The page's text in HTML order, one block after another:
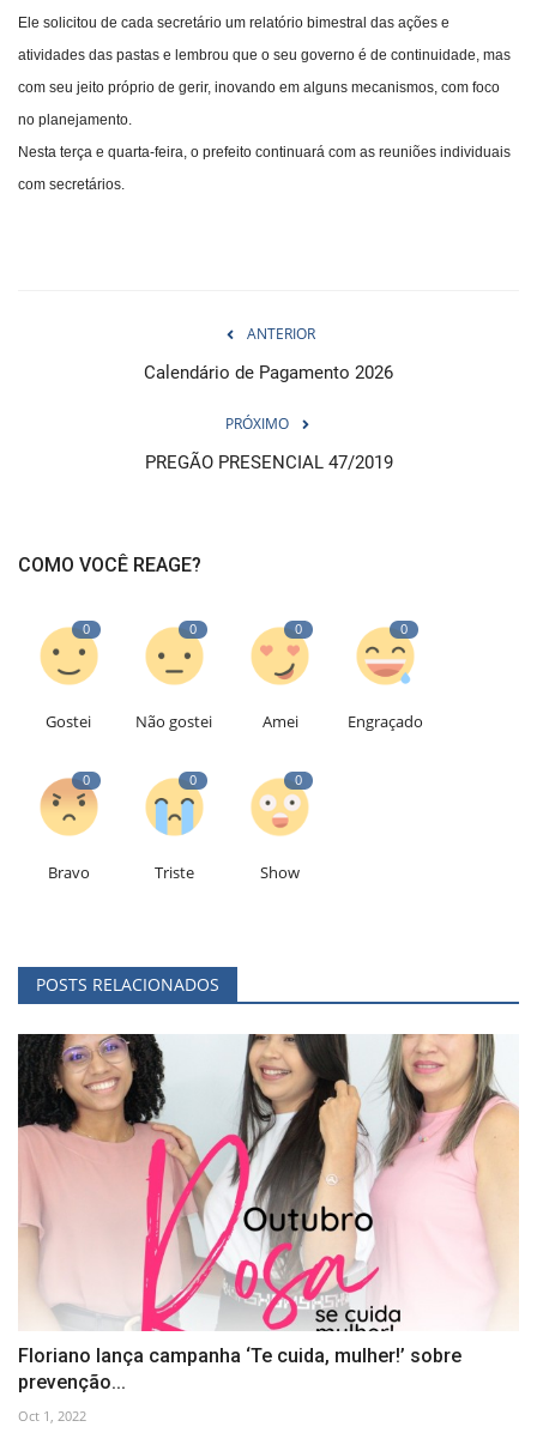
Ele solicitou de cada secretário um relatório bimestral das ações e
atividades das pastas e lembrou que o seu governo é de continuidade, mas
com seu jeito próprio de gerir, inovando em alguns mecanismos, com foco
no planejamento.
Nesta terça e quarta-feira, o prefeito continuará com as reuniões individuais
com secretários.
ANTERIOR
Calendário de Pagamento 2026
PRÓXIMO
PREGÃO PRESENCIAL 47/2019
COMO VOCÊ REAGE?
0
Gostei
0
Não gostei
0
Amei
0
Engraçado
0
Bravo
0
Triste
0
Show
POSTS RELACIONADOS
Floriano lança campanha ‘Te cuida, mulher!’ sobre
prevenção...
Oct 1, 2022